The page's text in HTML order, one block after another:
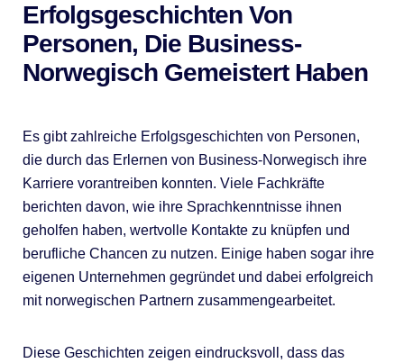
Erfolgsgeschichten Von
Personen, Die Business-
Norwegisch Gemeistert Haben
Es gibt zahlreiche Erfolgsgeschichten von Personen,
die durch das Erlernen von Business-Norwegisch ihre
Karriere vorantreiben konnten. Viele Fachkräfte
berichten davon, wie ihre Sprachkenntnisse ihnen
geholfen haben, wertvolle Kontakte zu knüpfen und
berufliche Chancen zu nutzen. Einige haben sogar ihre
eigenen Unternehmen gegründet und dabei erfolgreich
mit norwegischen Partnern zusammengearbeitet.
Diese Geschichten zeigen eindrucksvoll, dass das